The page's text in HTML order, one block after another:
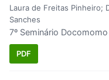
Laura de Freitas Pinheiro;
Sanches
7º Seminário
PDF